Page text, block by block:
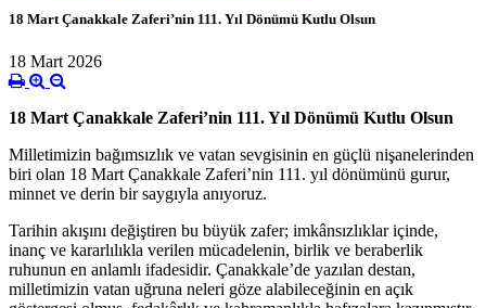
18 Mart Çanakkale Zaferi’nin 111. Yıl Dönümü Kutlu Olsun
18 Mart 2026
18 Mart Çanakkale Zaferi’nin 111. Yıl Dönümü Kutlu Olsun
Milletimizin bağımsızlık ve vatan sevgisinin en güçlü nişanelerinden
biri olan 18 Mart Çanakkale Zaferi’nin 111. yıl dönümünü gurur,
minnet ve derin bir saygıyla anıyoruz.
Tarihin akışını değiştiren bu büyük zafer; imkânsızlıklar içinde,
inanç ve kararlılıkla verilen mücadelenin, birlik ve beraberlik
ruhunun en anlamlı ifadesidir. Çanakkale’de yazılan destan,
milletimizin vatan uğruna neleri göze alabileceğinin en açık